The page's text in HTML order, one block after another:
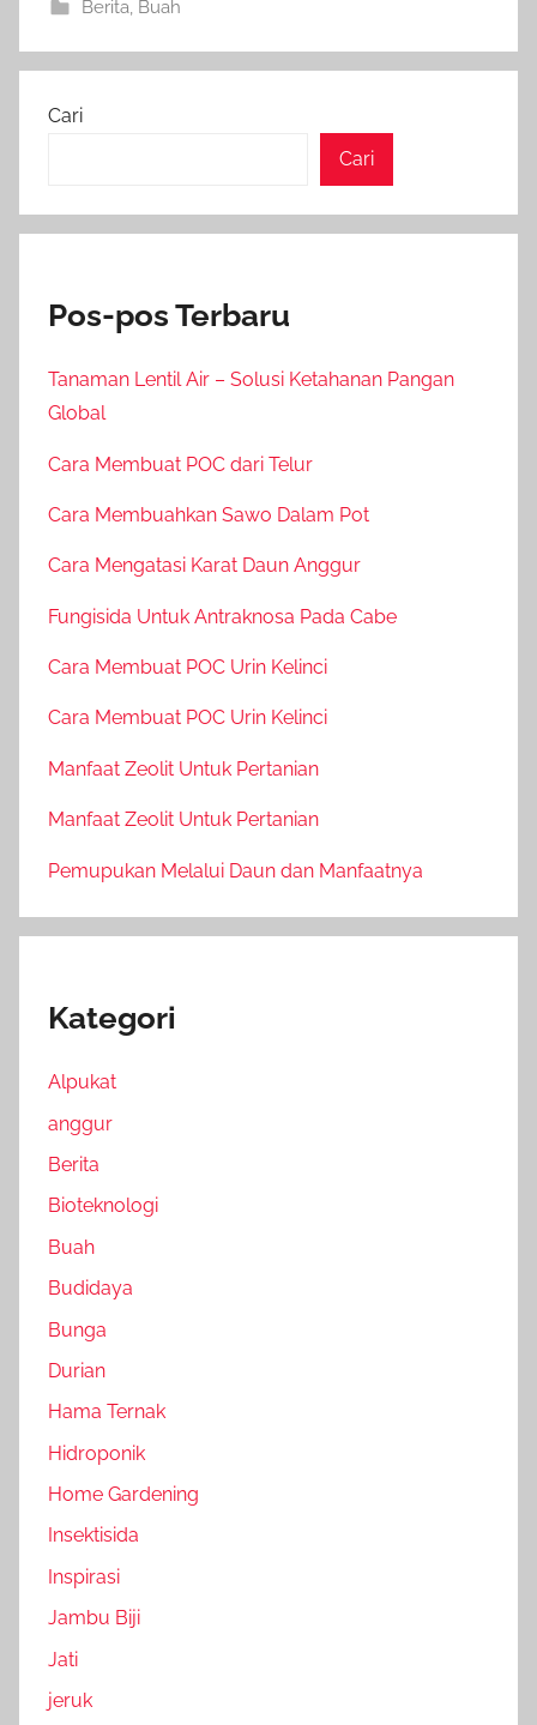
Berita Buah
Cari
Cari
Pos-pos Terbaru
Tanaman Lentil Air – Solusi Ketahanan Pangan
Global
Cara Membuat POC dari Telur
Cara Membuahkan Sawo Dalam Pot
Cara Mengatasi Karat Daun Anggur
Fungisida Untuk Antraknosa Pada Cabe
Cara Membuat POC Urin Kelinci
Cara Membuat POC Urin Kelinci
Manfaat Zeolit Untuk Pertanian
Manfaat Zeolit Untuk Pertanian
Pemupukan Melalui Daun dan Manfaatnya
Kategori
Alpukat
anggur
Berita
Bioteknologi
Buah
Budidaya
Bunga
Durian
Hama Ternak
Hidroponik
Home Gardening
Insektisida
Inspirasi
Jambu Biji
Jati
jeruk